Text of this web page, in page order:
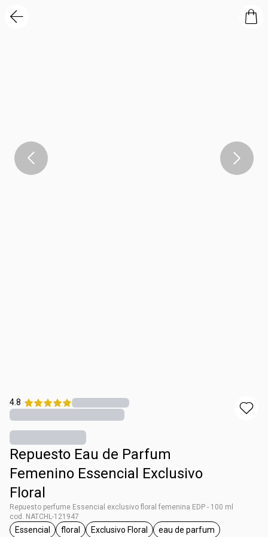
4.8
Repuesto Eau de Parfum
Femenino Essencial Exclusivo
Floral
Repuesto perfume Essencial exclusivo floral femenina EDP - 100 ml
cod. NATCHL-121947
general.tag Essencial
Essencial
general.tag floral
floral
general.tag Exclusivo Floral
Exclusivo Floral
general.tag eau de
eau de parfum